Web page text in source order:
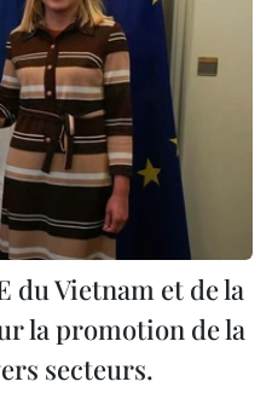
du Vietnam et de la
la promotion de la
secteurs.